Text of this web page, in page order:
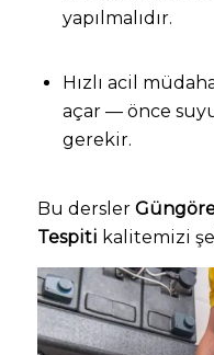
yapılmalıdır.
Hızlı acil
açar — önce
gerekir.
Bu dersler
Tespiti kalitemizi